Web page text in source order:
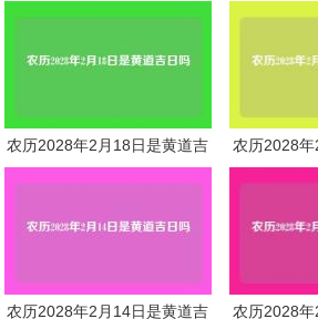
农历2028年2月18日是黄道吉
日吗
农历2028
农历2028年2月14日是黄道吉 农历2028